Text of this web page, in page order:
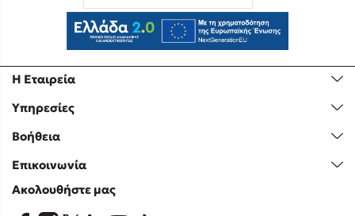
Η Εταιρεία
Υπηρεσίες
Βοήθεια
Επικοινωνία
Ακολουθήστε μας